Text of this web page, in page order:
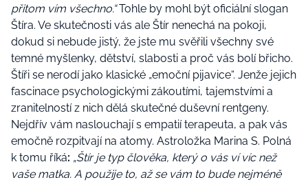
přitom vím všechno.“Tohle by mohl být oficiální slogan
Štíra. Ve skutečnosti vás ale Štír nenechá na pokoji,
dokud si nebude jistý, že jste mu svěřili všechny své
temné myšlenky, dětství, slabosti a proč vás bolí břicho.
Štíři se nerodí jako klasické „emoční pijavice“. Jenže jejich
fascinace psychologickými zákoutími, tajemstvími a
zranitelností z nich dělá skutečné duševní rentgeny.
Nejdřív vám naslouchají s empatií terapeuta, a pak vás
emočně rozpitvají na atomy. Astroložka Marina S. Polná
k tomu říká: „Štír je typ člověka, který o vás ví víc než
vaše matka. A použije to, až se vám to bude nejméně